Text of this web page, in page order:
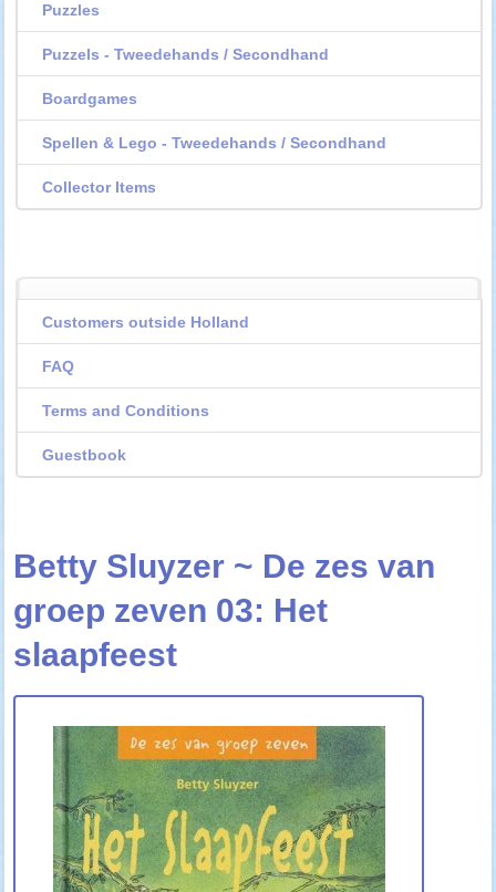
Puzzles
Puzzels - Tweedehands / Secondhand
Boardgames
Spellen & Lego - Tweedehands / Secondhand
Collector Items
Customers outside Holland
FAQ
Terms and Conditions
Guestbook
Betty Sluyzer ~ De zes van
groep zeven 03: Het
slaapfeest